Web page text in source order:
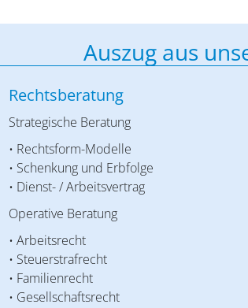
Auszug aus
Rechtsberatung
Strategische Beratung
• Rechtsform-Modelle
• Schenkung und Erbfolge
• Dienst- / Arbeitsvertrag
Operative Beratung
• Arbeitsrecht
• Steuerstrafrecht
• Familienrecht
• Gesellschaftsrecht